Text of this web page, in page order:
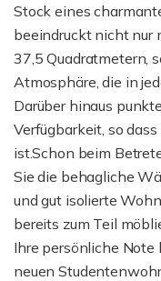
Stock eines
beeindruckt nicht nur
37,5 Quadratmetern,
Atmosphäre, die in
Darüber hinaus
Verfügbarkeit, so
ist.Schon beim
Sie die behagliche
und gut isolierte
bereits zum Teil
Ihre persönliche Note
neuen